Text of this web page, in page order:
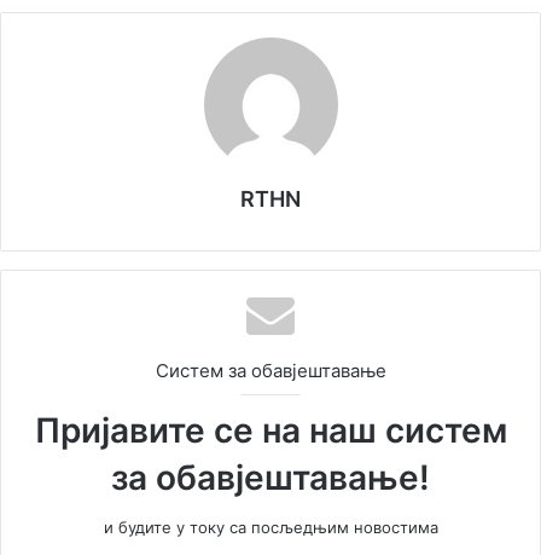
RTHN
Систем за обавјештавање
Пријавите се на наш систем
за обавјештавање!
и будите у току са посљедњим новостима